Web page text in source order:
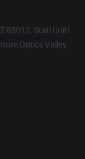
85012, Stati Uniti
Optics Valley